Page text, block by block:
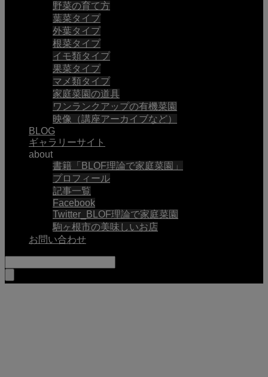
野菜の育て方
葉菜タイプ
外葉タイプ
根菜タイプ
イモ類タイプ
果菜タイプ
マメ類タイプ
家庭菜園の道具
ワンランクアップの有機菜園
映像（講座アーカイブなど）
BLOG
ギャラリーサイト
about
書籍「BLOF理論で家庭菜園」
プロフィール
記事一覧
Facebook
Twitter_BLOF理論で家庭菜園
駒ヶ根市の美味しいお店
お問い合わせ